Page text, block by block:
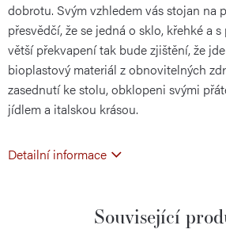
dobrotu. Svým vzhledem vás stojan na
přesvědčí, že se jedná o sklo, křehké a
větší překvapení tak bude zjištění, že
bioplastový materiál z obnovitelných
zasednutí ke stolu, obklopeni svými
jídlem a italskou krásou.
Detailní informace
Související